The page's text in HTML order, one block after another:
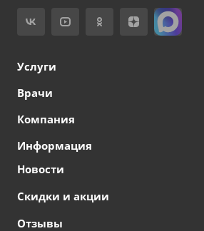
Услуги
Врачи
Компания
Информация
Новости
Скидки и акции
Отзывы